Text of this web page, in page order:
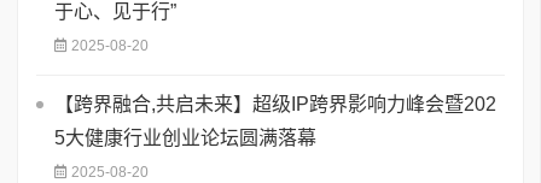
于心、见于行”
2025-08-20
【跨界融合,共启未来】超级IP跨界影响力峰会暨202
5大健康行业创业论坛圆满落幕
2025-08-20